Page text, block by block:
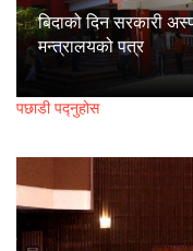
बिदाको दिन सरकारी
मन्त्रालयको पत्र
पछाडी पद्नुहोस